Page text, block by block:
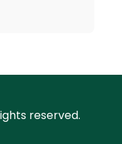
reserved.